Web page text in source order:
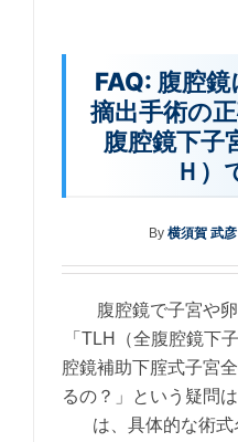
FAQ: 腹腔
摘出手術の
腹腔鏡下子
Ｈ）
By 横須賀 武彦
腹腔鏡で子宮や
「TLH（全腹腔鏡下
腔鏡補助下腟式子宮
るの？」という疑問
は、具体的な術式